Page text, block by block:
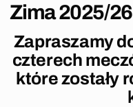
Zima 2025/
Zapraszamy
czterech
które zostały